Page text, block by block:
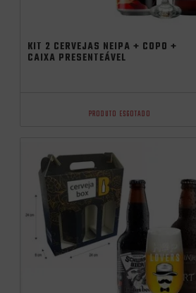
KIT 2 CERVEJAS NEIPA + COPO +
CAIXA PRESENTEÁVEL
PRODUTO ESGOTADO